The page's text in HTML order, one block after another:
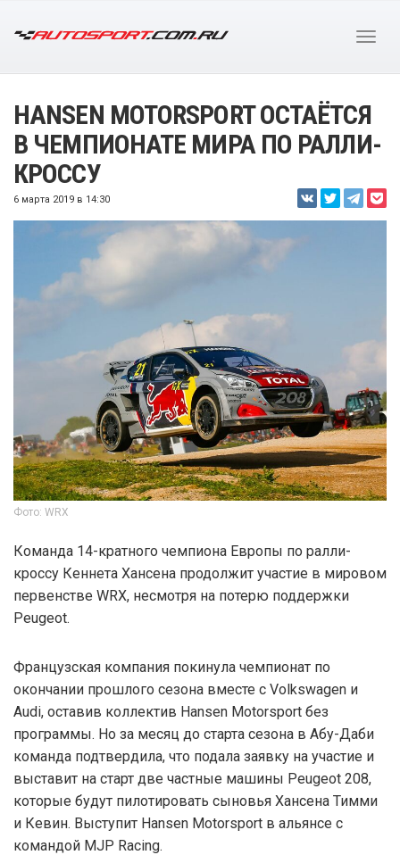
HANSEN MOTORSPORT ОСТАЁТСЯ
В ЧЕМПИОНАТЕ МИРА ПО РАЛЛИ-
КРОССУ
6 марта 2019 в 14:30
Фото: WRX
Команда 14-кратного чемпиона Европы по ралли-
кроссу Кеннета Хансена продолжит участие в мировом
первенстве WRX, несмотря на потерю поддержки
Peugeot.
Французская компания покинула чемпионат по
окончании прошлого сезона вместе с Volkswagen и
Audi, оставив коллектив Hansen Motorsport без
программы. Но за месяц до старта сезона в Абу-Даби
команда подтвердила, что подала заявку на участие и
выставит на старт две частные машины Peugeot 208,
которые будут пилотировать сыновья Хансена Тимми
и Кевин. Выступит Hansen Motorsport в альянсе с
командой MJP Racing.